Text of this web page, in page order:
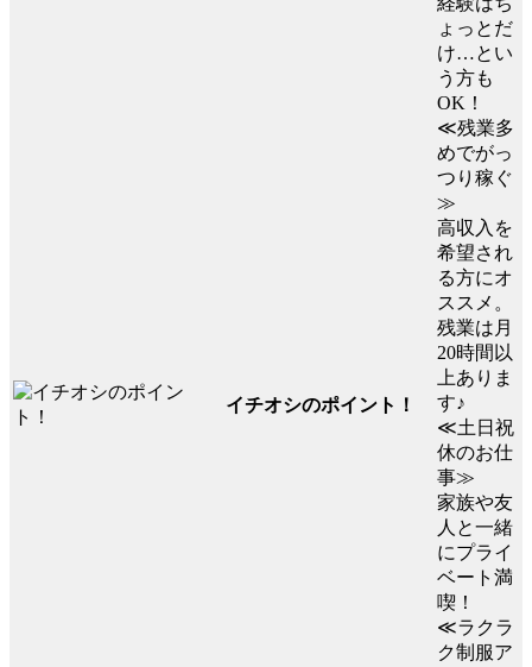
イチオシのポイント！
ょっとだ
け…とい
う方も
OK！
≪残業多
めでがっ
つり稼ぐ
≫
高収入を
希望され
る方にオ
ススメ。
残業は月
20時間以
上ありま
す♪
≪土日祝
休のお仕
事≫
家族や友
人と一緒
にプライ
ベート満
喫！
≪ラクラ
ク制服ア